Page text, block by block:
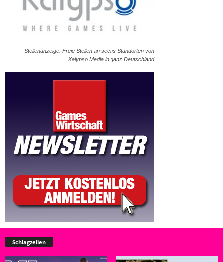
Stellenanzeige: Freie Stellen an sechs Standorten von
Kalypso Media in ganz Deutschland
Schlagzeilen